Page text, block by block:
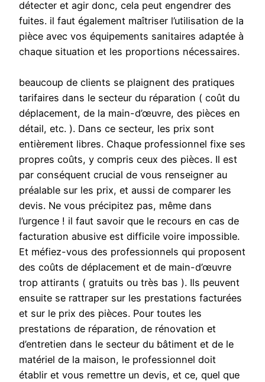
détecter et agir donc, cela peut engendrer des
fuites. il faut également maîtriser l’utilisation de la
pièce avec vos équipements sanitaires adaptée à
chaque situation et les proportions nécessaires.
beaucoup de clients se plaignent des pratiques
tarifaires dans le secteur du réparation ( coût du
déplacement, de la main-d’œuvre, des pièces en
détail, etc. ). Dans ce secteur, les prix sont
entièrement libres. Chaque professionnel fixe ses
propres coûts, y compris ceux des pièces. Il est
par conséquent crucial de vous renseigner au
préalable sur les prix, et aussi de comparer les
devis. Ne vous précipitez pas, même dans
l’urgence ! il faut savoir que le recours en cas de
facturation abusive est difficile voire impossible.
Et méfiez-vous des professionnels qui proposent
des coûts de déplacement et de main-d’œuvre
trop attirants ( gratuits ou très bas ). Ils peuvent
ensuite se rattraper sur les prestations facturées
et sur le prix des pièces. Pour toutes les
prestations de réparation, de rénovation et
d’entretien dans le secteur du bâtiment et de le
matériel de la maison, le professionnel doit
établir et vous remettre un devis, et ce, quel que